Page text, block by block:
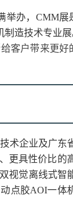
举办，CMM展
造技术专业展
客户带来更好
术企业及广东
更具性价比的
视觉离线式智
点胶AOI一体